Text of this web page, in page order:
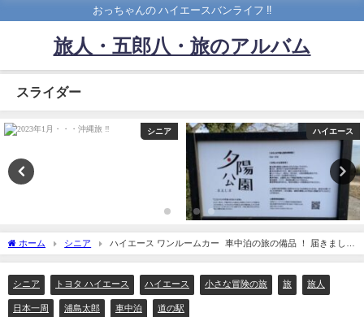
おっちゃんの ハイエースバンライフ ‼️
旅人・五郎八・旅のアルバム
スライダー
シニア ハイエース
ホーム シニア
ハイエース ワンルームカー 車中泊の旅の備品 ！ 届きました
❗️
シニア トヨタ ハイエース ハイエース 小さな冒険の旅 旅 旅人
日本一周 浦島太郎 車中泊 道の駅